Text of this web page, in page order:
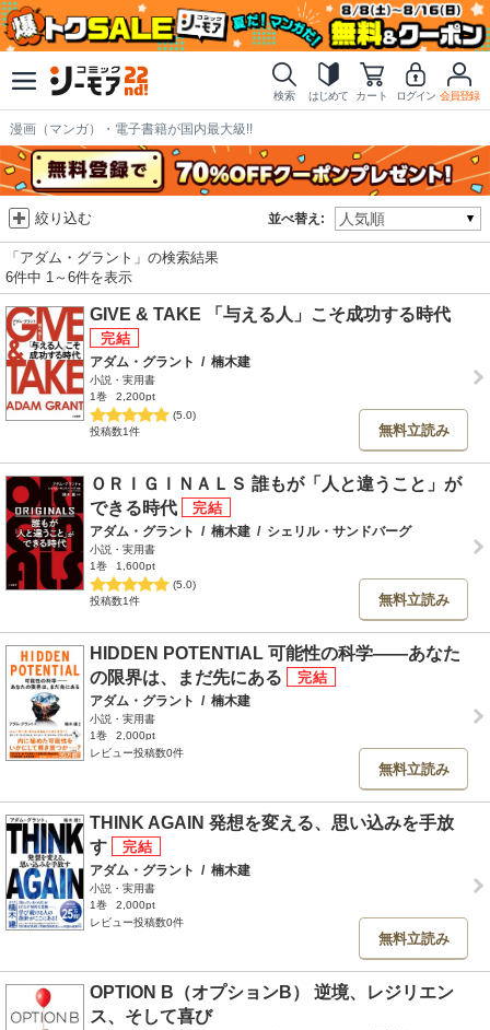
検索 はじめて カート ログイン 会員登録
漫画（マンガ）・電子書籍が国内最大級!!
並べ替え:
絞り込む
「アダム・グラント」の検索結果
6件中 1～6件を表示
GIVE & TAKE 「与える人」こそ成功する時代
アダム・グラント / 楠木建
小説・実用書
1巻
2,200pt
(5.0)
投稿数1件
無料立読み
ＯＲＩＧＩＮＡＬＳ 誰もが「人と違うこと」が
できる時代
アダム・グラント / 楠木建 / シェリル・サンドバーグ
小説・実用書
1巻
1,600pt
(5.0)
投稿数1件
無料立読み
HIDDEN POTENTIAL 可能性の科学――あなた
の限界は、まだ先にある
アダム・グラント / 楠木建
小説・実用書
1巻
2,000pt
レビュー投稿数0件
無料立読み
THINK AGAIN 発想を変える、思い込みを手放
す
アダム・グラント / 楠木建
小説・実用書
1巻
2,000pt
レビュー投稿数0件
無料立読み
OPTION B（オプションB） 逆境、レジリエン
ス、そして喜び